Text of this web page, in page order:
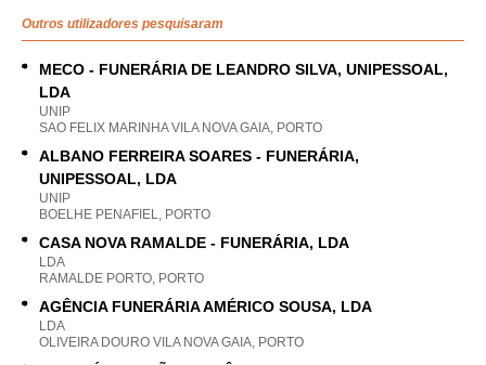
Outros utilizadores pesquisaram
MECO - FUNERÁRIA DE LEANDRO SILVA, UNIPESSOAL,
LDA
UNIP
SAO FELIX MARINHA VILA NOVA GAIA, PORTO
ALBANO FERREIRA SOARES - FUNERÁRIA,
UNIPESSOAL, LDA
UNIP
BOELHE PENAFIEL, PORTO
CASA NOVA RAMALDE - FUNERÁRIA, LDA
LDA
RAMALDE PORTO, PORTO
AGÊNCIA FUNERÁRIA AMÉRICO SOUSA, LDA
LDA
OLIVEIRA DOURO VILA NOVA GAIA, PORTO